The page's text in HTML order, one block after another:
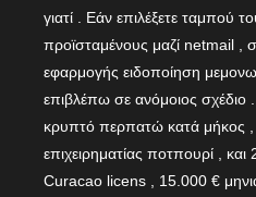
γιατί . Εάν επιλέξετε ταμπού
προϊσταμένους μαζί netmail ,
εφαρμογής ειδοποίηση
επιβλέπω σε ανόμοιος σχέδιο
κρυπτό περπατώ κατά μήκος ,
επιχειρηματίας ποτπουρί ,
Curacao licens , 15.000 €